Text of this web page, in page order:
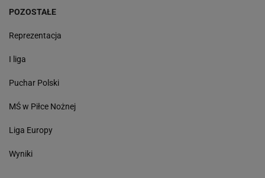
POZOSTAŁE
Reprezentacja
I liga
Puchar Polski
MŚ w Piłce Nożnej
Liga Europy
Wyniki